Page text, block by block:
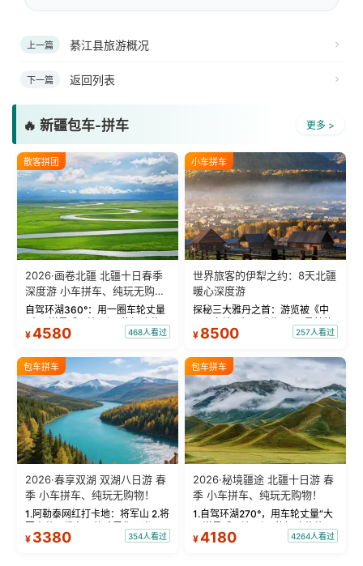
上一篇 綦江县旅游概况
下一篇 返回列表
🔥 新疆包车-拼车 更多 >
散客拼团
2026·画卷北疆 北疆十日春季
深度游 小车拼车、纯玩无购
物！
自驾环湖360°：用一圈车轮丈量
“大西洋最后一滴眼泪”的极致蔚
蓝。 赛湖旅拍：甄选多款风格服
绝美瞬间。 赛湖坦克300跟车视
频：专业摄影师...
¥4580 468人看过
小车拼车
世界旅客的伊犁之约：8天北疆
暖心深度游
探秘三大雅丹之首：游览被《中
国国家地理》评选为“中国最美的
三大雅丹”第一名的克拉玛依魔鬼
瓦人最大村落——禾木村，欣赏
晨雾与小木...
¥ 8500 257人看过
包车拼车
2026·春享双湖 双湖八日游 春
季 小车拼车、纯玩无购物！
1.阿勒泰网红打卡地：将军山 2.将
军山落日缆车，体验雪都风光 3.
将军山，夕阳派对，蹦迪party 4.
¥ 3380 354人看过
包车拼车
2026·秘境疆途 北疆十日游 春
季 小车拼车、纯玩无购物！
1.自驾环湖270°，用车轮丈量“大
西洋最后一滴眼泪”的极致蔚蓝，
让雪山、花海与深邃湖水在转弯
¥4180 4264人看过